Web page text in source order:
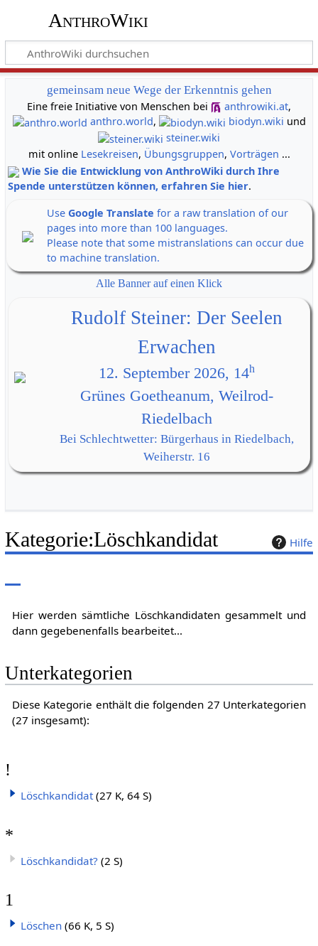
AnthroWiki
gemeinsam neue Wege der Erkenntnis gehen
Eine freie Initiative von Menschen bei
anthrowiki.at,
anthro.world, biodyn.wiki und
steiner.wiki
mit online Lesekreisen, Übungsgruppen, Vorträgen ...
Wie Sie die Entwicklung von AnthroWiki durch Ihre
Spende unterstützen können, erfahren Sie hier.
Use Google Translate for a raw translation of our
pages into more than 100 languages.
Please note that some mistranslations can occur due
to machine translation.
Alle Banner auf einen Klick
Rudolf Steiner: Der Seelen
Erwachen
12. September 2026, 14h
Grünes Goetheanum, Weilrod-
Riedelbach
Bei Schlechtwetter: Bürgerhaus in Riedelbach,
Weiherstr. 16
Hilfe
Kategorie:Löschkandidat
Hier werden sämtliche Löschkandidaten gesammelt und
dann gegebenenfalls bearbeitet...
Unterkategorien
Diese Kategorie enthält die folgenden 27 Unterkategorien
(27 insgesamt):
!
Löschkandidat (27 K, 64 S)
*
Löschkandidat? (2 S)
1
Löschen (66 K, 5 S)